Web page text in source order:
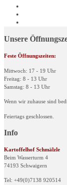
Unsere
Feste Öffnungszeiten:
Mittwoch: 17 - 19 Uhr
Freitag: 8 - 13 Uhr
Samstag: 8 - 13 Uhr
Wenn wir zuhause sind
Feiertags geschlossen.
Info
Kartoffelhof Schmälzle
Beim Wasserturm 4
74193 Schwaigern
Tel: +49(0)7138 920514